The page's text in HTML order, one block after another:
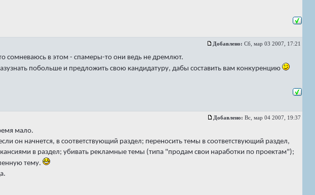
Добавлено: Сб, мар 03 2007, 17:21
сомневаюсь в этом - спамеры-то они ведь не дремлют.
побольше и предложить свою кандидатуру, дабы составить вам конкуренцию
Добавлено: Вс, мар 04 2007, 19:37
мало.
он начнется, в соответствующий раздел; переносить темы в соответствующий раздел,
в раздел; убивать рекламные темы (типа "продам свои наработки по проектам");
тему.